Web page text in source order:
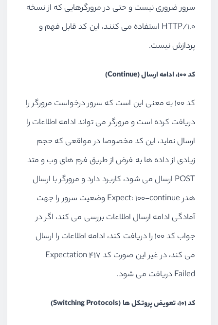
سرور ضروری نیست و حتی در مرورگرهایی که از نسخه
HTTP/1.0 استفاده می کنند، این کد قابل فهم و
پردازش نیست.
کد 100، ادامه ارسال (Continue)
کد 100 به معنی این است که سرور درخواست مرورگر را
دریافت کرده است و مرورگر می تواند ادامه اطلاعات را
ارسال نماید، این کد مخصوصا در مواقعی که حجم
زیادی از داده ها به فرض از طریق فرم های وب و متد
POST ارسال می شود، کاربرد دارد و مرورگر با ارسال
هدر Expect: 100-continue وضعیت سرور را جهت
آمادگی ادامه ارسال اطلاعات بررسی می کند، اگر در
جواب کد 100 را دریافت کند، ادامه اطلاعات را ارسال
می کند، در غیر این صورت کد 417 Expectation
Failed دریافت می شود.
کد 101، تعویض پروتکل ها (Switching Protocols)